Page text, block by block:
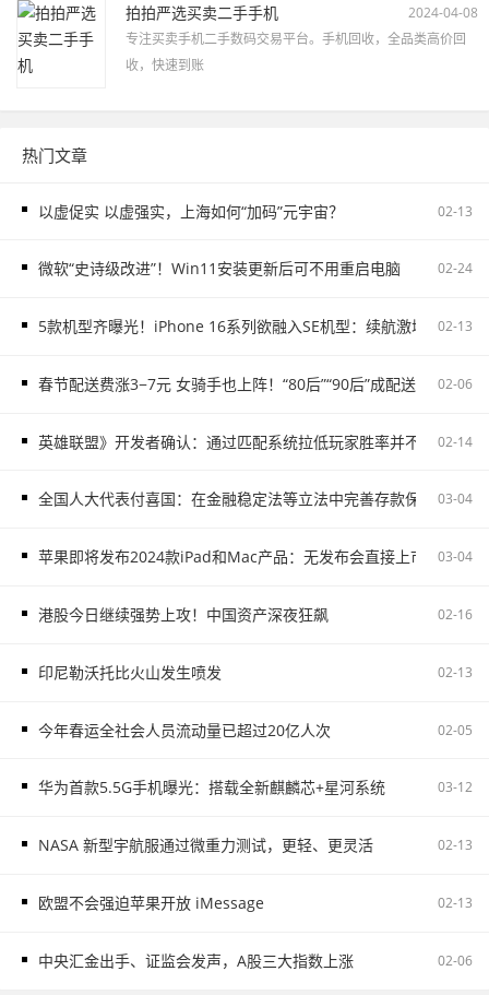
拍拍严选买卖二手手机
2024-04-08
专注买卖手机二手数码交易平台。手机回收，全品类高价回
收，快速到账
热门文章
以虚促实 以虚强实，上海如何“加码”元宇宙？ 02-13
微软“史诗级改进”！Win11安装更新后可不用重启电脑 02-24
5款机型齐曝光！iPhone 16系列欲融入SE机型：续航激增、8G内
02-13
春节配送费涨3−7元 女骑手也上阵！“80后”“90后”成配送主力02-06
英雄联盟》开发者确认：通过匹配系统拉低玩家胜率并不存在02-14
全国人大代表付喜国：在金融稳定法等立法中完善存款保险制度
03-04
苹果即将发布2024款iPad和Mac产品：无发布会直接上市 03-04
港股今日继续强势上攻！中国资产深夜狂飙 02-16
印尼勒沃托比火山发生喷发 02-13
今年春运全社会人员流动量已超过20亿人次 02-05
华为首款5.5G手机曝光：搭载全新麒麟芯+星河系统 03-12
NASA 新型宇航服通过微重力测试，更轻、更灵活 02-13
欧盟不会强迫苹果开放 iMessage 02-13
中央汇金出手、证监会发声，A股三大指数上涨 02-06